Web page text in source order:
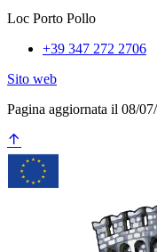
Loc Porto Pollo
+39 347 272 2706
Sito web
Pagina aggiornata il 08/